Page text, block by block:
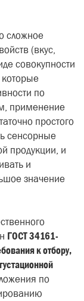
сложное
(вкус,
совокупности
по
применение
простого
сенсорные
продукции, и
и
значение
ГОСТ 34161-
к отбору,
по